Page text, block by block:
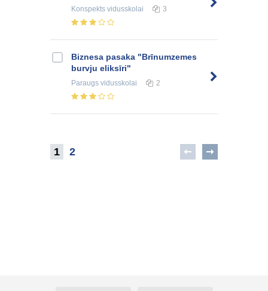
Konspekts vidusskolai 3
Biznesa pasaka "Brīnumzemes
burvju eliksīri"
Paraugs vidusskolai 2
1 2